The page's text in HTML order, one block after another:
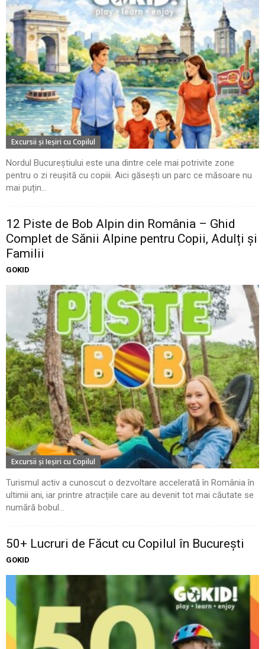
Excursii şi Ieşiri cu Copilul
Nordul Bucureștiului este una dintre cele mai potrivite zone
pentru o zi reușită cu copiii. Aici găsești un parc ce măsoare nu
mai puțin...
12 Piste de Bob Alpin din România – Ghid
Complet de Sănii Alpine pentru Copii, Adulți și
Familii
GOKID
Excursii şi Ieşiri cu Copilul
Turismul activ a cunoscut o dezvoltare accelerată în România în
ultimii ani, iar printre atracțiile care au devenit tot mai căutate se
numără bobul...
50+ Lucruri de Făcut cu Copilul în București
GOKID